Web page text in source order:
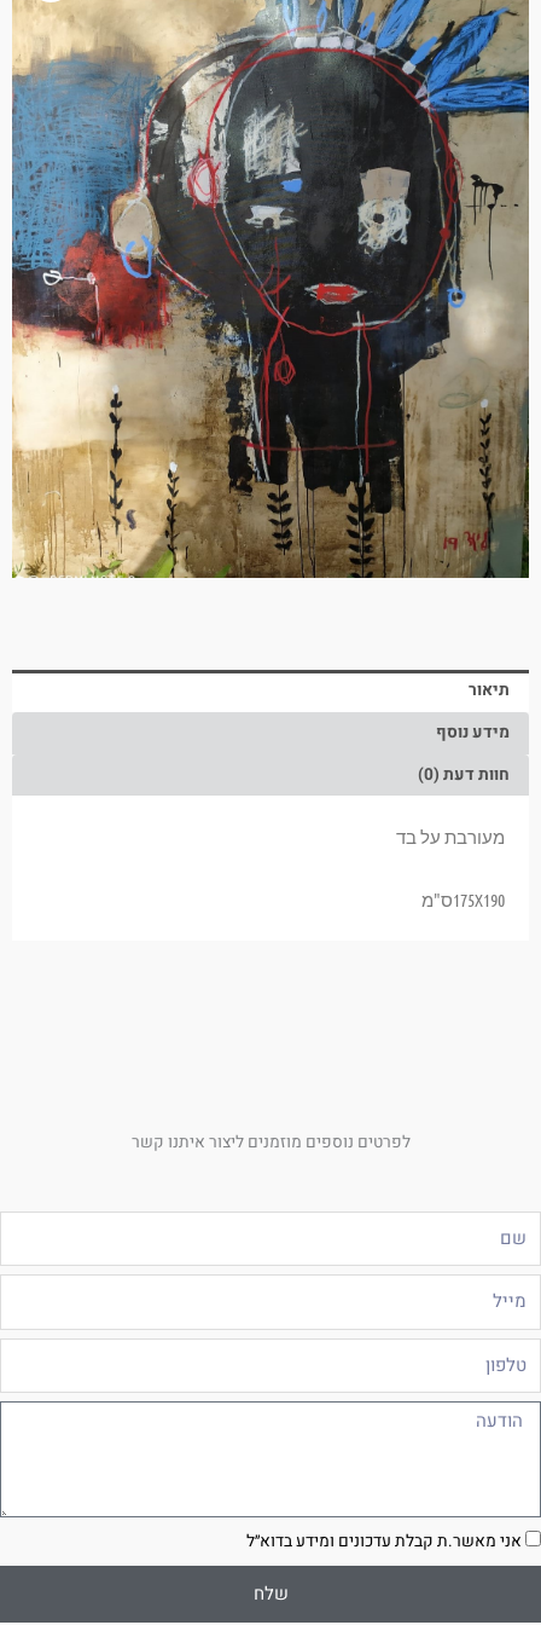
תיאור
מידע נוסף
חוות דעת (0)
מעורבת על בד
175X190ס"מ
לפרטים נוספים מוזמנים ליצור איתנו קשר
אני מאשר.ת קבלת עדכונים ומידע בדוא״ל
שלח